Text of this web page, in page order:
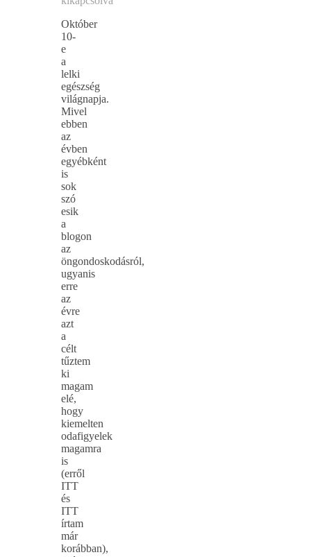
Október
10-
e
a
lelki
egészség
világnapja.
Mivel
ebben
az
évben
egyébként
is
sok
szó
esik
a
blogon
az
öngondoskodásról,
ugyanis
erre
az
évre
azt
a
célt
tűztem
ki
magam
elé,
hogy
kiemelten
odafigyelek
magamra
is
(erről
ITT
és
ITT
írtam
már
korábban),